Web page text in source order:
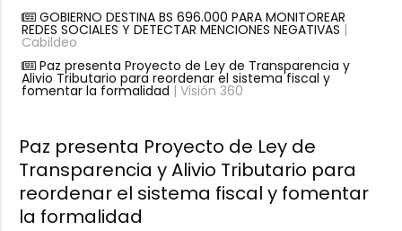
GOBIERNO DESTINA BS 696.000 PARA MONITOREAR
REDES SOCIALES Y DETECTAR MENCIONES NEGATIVAS |
Cabildeo
Paz presenta Proyecto de Ley de Transparencia y
Alivio Tributario para reordenar el sistema fiscal y
fomentar la formalidad | Visión 360
Paz presenta Proyecto de Ley de
Transparencia y Alivio Tributario para
reordenar el sistema fiscal y fomentar
la formalidad